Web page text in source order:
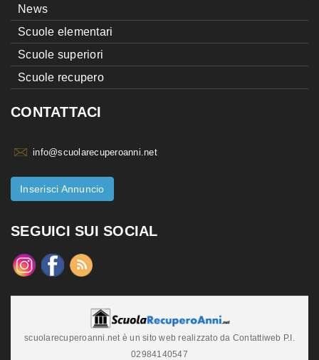
News
Scuole elementari
Scuole superiori
Scuole recupero
CONTATTACI
info@scuolarecuperoanni.net
Inserisci Annuncio
SEGUICI SUI SOCIAL
scuolarecuperoanni.net è un sito web realizzato da Contattiweb P.I.
02984140547